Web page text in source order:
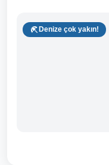
Denize çok yakın!